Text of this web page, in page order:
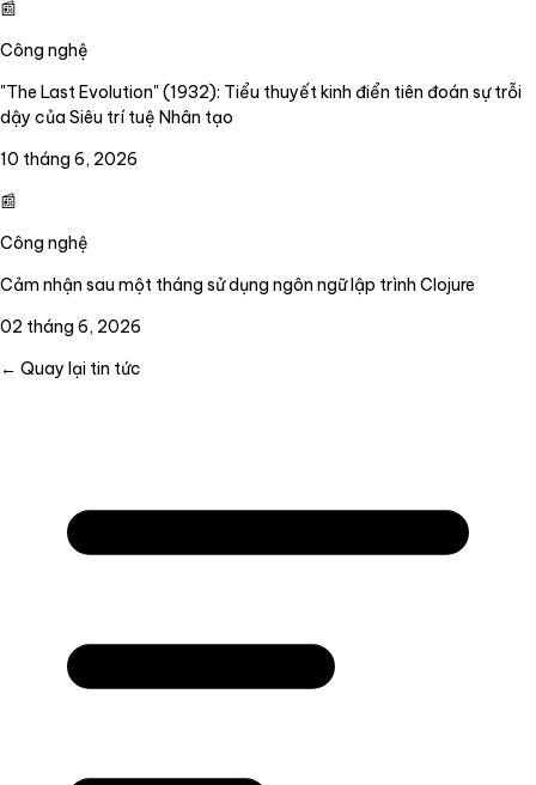
📰
Công nghệ
"The Last Evolution" (1932): Tiểu thuyết kinh điển tiên đoán sự trỗi
dậy của Siêu trí tuệ Nhân tạo
10 tháng 6, 2026
📰
Công nghệ
Cảm nhận sau một tháng sử dụng ngôn ngữ lập trình Clojure
02 tháng 6, 2026
← Quay lại tin tức